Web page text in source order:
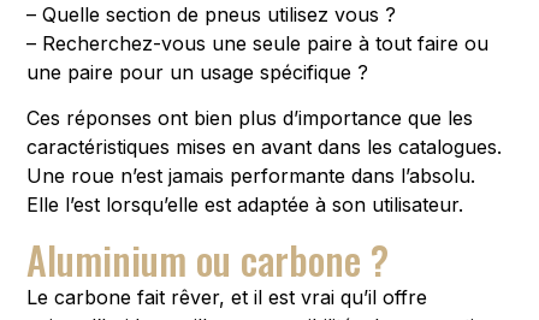
– Quelle section de pneus utilisez vous ?
– Recherchez-vous une seule paire à tout faire ou
une paire pour un usage spécifique ?
Ces réponses ont bien plus d’importance que les
caractéristiques mises en avant dans les catalogues.
Une roue n’est jamais performante dans l’absolu.
Elle l’est lorsqu’elle est adaptée à son utilisateur.
Aluminium ou carbone ?
Le carbone fait rêver, et il est vrai qu’il offre